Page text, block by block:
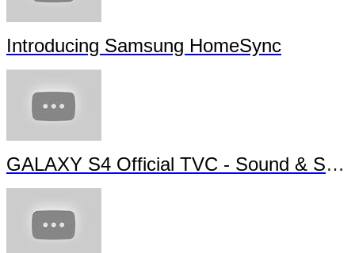
Introducing Samsung HomeSync
GALAXY S4 Official TVC - Sound & Shot